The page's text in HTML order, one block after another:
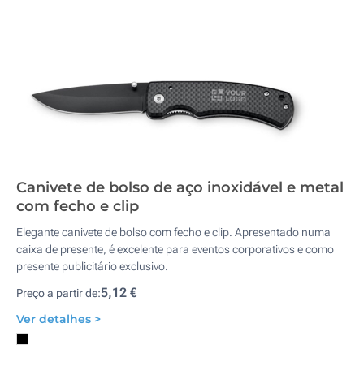
Canivete de bolso de aço inoxidável e metal
com fecho e clip
Elegante canivete de bolso com fecho e clip. Apresentado numa
caixa de presente, é excelente para eventos corporativos e como
presente publicitário exclusivo.
Preço a partir de:5,12 €
Ver detalhes >